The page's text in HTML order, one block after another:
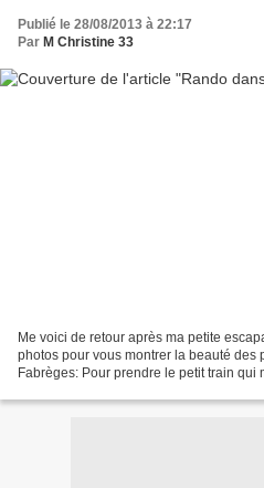
Publié le 28/08/2013 à 22:17
Par M Christine 33
Me voici de retour après ma petite
photos pour vous montrer la beauté des
Fabrèges: Pour prendre le petit train qui